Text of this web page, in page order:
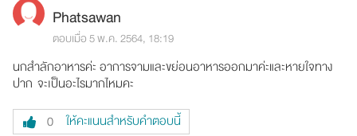
Phatsawan
ตอบเมื่อ 5 พ.ค. 2564, 18:19
นกสำลักอาหารค่ะ อาการจามและขย่อนอาหารออกมาค่ะและหายใจทาง
ปาก จะเป็นอะไรมากไหมคะ
0 ให้คะแนนสำหรับคำตอบนี้